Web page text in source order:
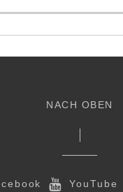
NACH OBEN
YouTube